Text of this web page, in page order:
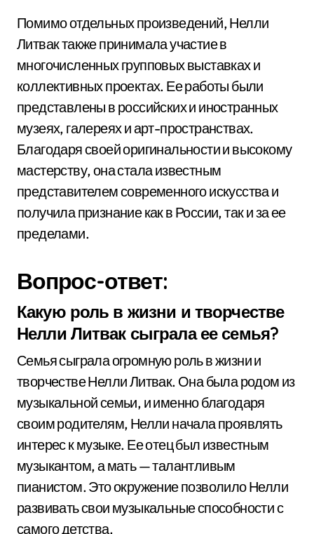
Помимо отдельных произведений, Нелли
Литвак также принимала участие в
многочисленных групповых выставках и
коллективных проектах. Ее работы были
представлены в российских и иностранных
музеях, галереях и арт-пространствах.
Благодаря своей оригинальности и высокому
мастерству, она стала известным
представителем современного искусства и
получила признание как в России, так и за ее
пределами.
Вопрос-ответ:
Какую роль в жизни и творчестве
Нелли Литвак сыграла ее семья?
Семья сыграла огромную роль в жизни и
творчестве Нелли Литвак. Она была родом из
музыкальной семьи, и именно благодаря
своим родителям, Нелли начала проявлять
интерес к музыке. Ее отец был известным
музыкантом, а мать — талантливым
пианистом. Это окружение позволило Нелли
развивать свои музыкальные способности с
самого детства.